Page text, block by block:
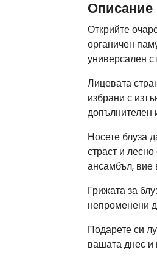
Описание
Открийте
органичен
универсален
Лицевата
избрани с
допълнителен
Носете блуза
страст и
ансамбъл, вие
Грижата за
непроменени
Подарете си
вашата днес и